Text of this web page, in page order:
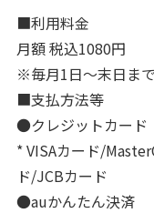
■利用料金
月額 税込1080円
※毎月1日～末日ま
■支払方法等
●クレジットカード
* VISAカード/
ド/JCBカード
●auかんたん決済